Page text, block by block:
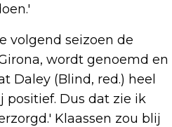
volgend seizoen de
wordt genoemd en
Daley (Blind, red.) heel
positief. Dus dat zie ik
Klaassen zou blij